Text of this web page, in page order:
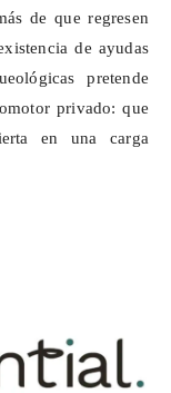
de que regresen
de ayudas
pretende
privado: que
en una carga